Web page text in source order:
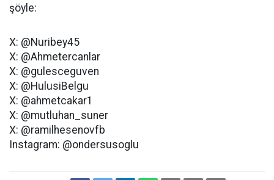
şöyle:
X: @Nuribey45
X: @Ahmetercanlar
X: @gulesceguven
X: @HulusiBelgu
X: @ahmetcakar1
X: @mutluhan_suner
X: @ramilhesenovfb
Instagram: @ondersusoglu